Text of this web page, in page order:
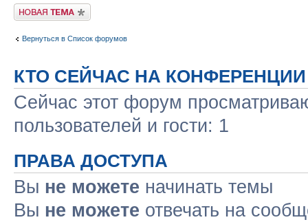
Новая тема
Вернуться в Список форумов
КТО СЕЙЧАС НА КОНФЕРЕНЦИИ
Сейчас этот форум
пользователей и гости: 1
ПРАВА ДОСТУПА
Вы не можете начинать темы
Вы не можете отвечать на